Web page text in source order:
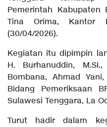
Pemerintah Kabupaten
Tina Orima, Kantor
(30/04/2026).
Kegiatan itu dipimpin
H. Burhanuddin,
Bombana, Ahmad
Bidang Pemeriksaan
Sulawesi Tenggara, La
Turut hadir dalam